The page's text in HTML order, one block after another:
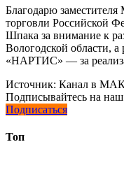
Благодарю
торговли Российской
Шпака за внимание к
Вологодской области, а
«НАРТИС» — за
Источник: Канал в
Подписывайтесь на
Подписаться
Топ